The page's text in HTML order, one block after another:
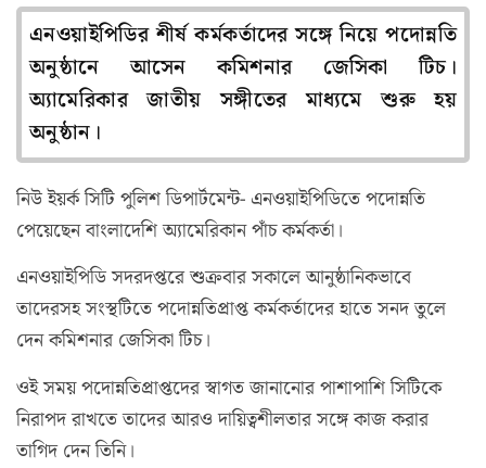
এনওয়াইপিডির শীর্ষ কর্মকর্তাদের সঙ্গে নিয়ে পদোন্নতি
অনুষ্ঠানে আসেন কমিশনার জেসিকা টিচ।
অ্যামেরিকার জাতীয় সঙ্গীতের মাধ্যমে শুরু হয়
অনুষ্ঠান।
নিউ ইয়র্ক সিটি পুলিশ ডিপার্টমেন্ট- এনওয়াইপিডিতে পদোন্নতি
পেয়েছেন বাংলাদেশি অ্যামেরিকান পাঁচ কর্মকর্তা।
এনওয়াইপিডি সদরদপ্তরে শুক্রবার সকালে আনুষ্ঠানিকভাবে
তাদেরসহ সংস্থটিতে পদোন্নতিপ্রাপ্ত কর্মকর্তাদের হাতে সনদ তুলে
দেন কমিশনার জেসিকা টিচ।
ওই সময় পদোন্নতিপ্রাপ্তদের স্বাগত জানানোর পাশাপাশি সিটিকে
নিরাপদ রাখতে তাদের আরও দায়িত্বশীলতার সঙ্গে কাজ করার
তাগিদ দেন তিনি।